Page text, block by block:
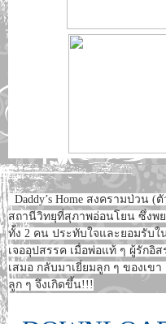
Daddy’s Home สงครามป่วน
สถานีวิทยุที่สุภาพอ่อนโยน ซึ่งพ
ทั้ง 2 คน ประทับใจและยอมรับใ
เจออุปสรรค เมื่อพ่อแท้ ๆ ผู้รักอิ
เสมอ กลับมาเยี่ยมลูก ๆ ของเข
ลูก ๆ จึงเกิดขึ้น!!!